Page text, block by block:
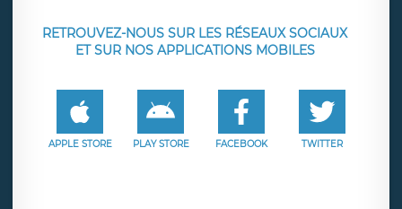
RETROUVEZ-NOUS SUR LES RÉSEAUX SOCIAUX
ET SUR NOS APPLICATIONS MOBILES
APPLE STORE PLAY STORE FACEBOOK TWITTER